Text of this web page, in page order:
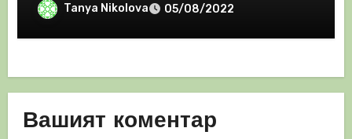
Tanya Nikolova 05/08/2022
Вашият коментар